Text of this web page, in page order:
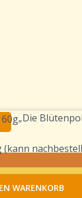
„Die
(kann
WARENKORB